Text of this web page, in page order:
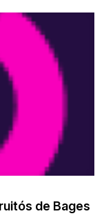
de Bages